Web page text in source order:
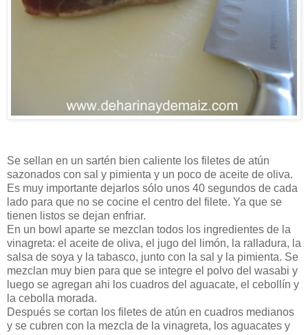
Se sellan en un sartén bien caliente los filetes de atún
sazonados con sal y pimienta y un poco de aceite de oliva.
Es muy importante dejarlos sólo unos 40 segundos de cada
lado para que no se cocine el centro del filete. Ya que se
tienen listos se dejan enfriar.
En un bowl aparte se mezclan todos los ingredientes de la
vinagreta: el aceite de oliva, el jugo del limón, la ralladura, la
salsa de soya y la tabasco, junto con la sal y la pimienta. Se
mezclan muy bien para que se integre el polvo del wasabi y
luego se agregan ahi los cuadros del aguacate, el cebollín y
la cebolla morada.
Después se cortan los filetes de atún en cuadros medianos
y se cubren con la mezcla de la vinagreta, los aguacates y